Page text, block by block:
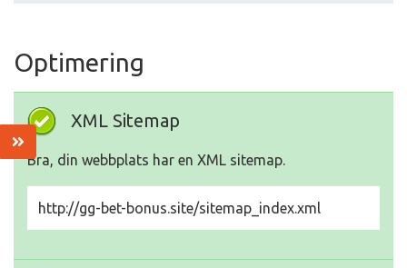
Optimering
XML Sitemap
Bra, din webbplats har en XML sitemap.
http://gg-bet-bonus.site/sitemap_index.xml